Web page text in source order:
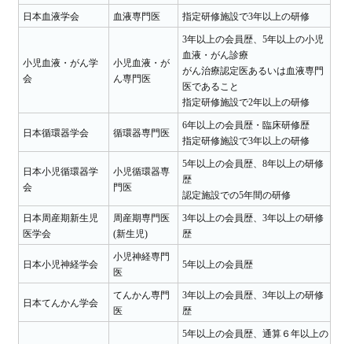
日本血液学会 血液専門医 指定研修施設で3年以上の研修
小児血液・がん学
会
小児血液・が
ん専門医
3年以上の会員歴、5年以上の小児
血液・がん診療
がん治療認定医あるいは血液専門
医であること
指定研修施設で2年以上の研修
日本循環器学会 循環器専門医
6年以上の会員歴・臨床研修歴
指定研修施設で3年以上の研修
日本小児循環器学
会
小児循環器専
門医
5年以上の会員歴、8年以上の研修
歴
認定施設での5年間の研修
日本周産期新生児
医学会
周産期専門医
(新生児)
3年以上の会員歴、3年以上の研修
歴
日本小児神経学会
小児神経専門
医
5年以上の会員歴
日本てんかん学会
てんかん専門
医
3年以上の会員歴、3年以上の研修
歴
5年以上の会員歴、通算６年以上の